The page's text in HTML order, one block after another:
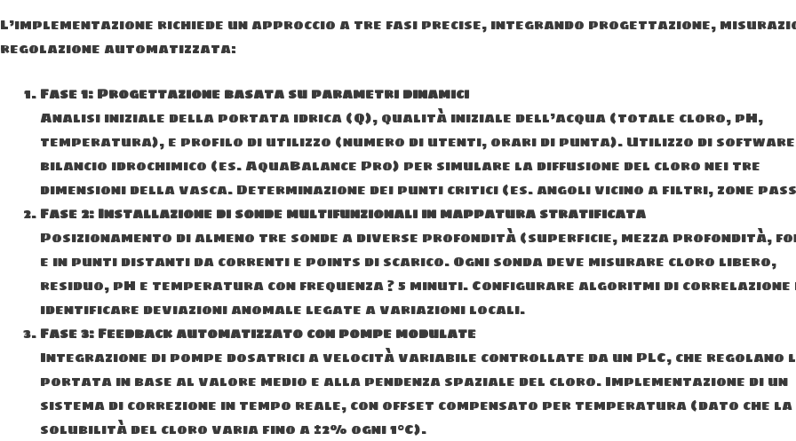
L’implementazione richiede un approccio a tre fasi precise, integrando progettazione,
regolazione automatizzata:
Fase 1: Progettazione basata su parametri dinamici
Analisi iniziale della portata idrica (Q), qualità iniziale dell’acqua (totale cloro, pH,
temperatura), e profilo di utilizzo (numero di utenti, orari di punta). Utilizzo di
bilancio idrochimico (es. AquaBalance Pro) per simulare la diffusione del cloro nei tre
dimensioni della vasca. Determinazione dei punti critici (es. angoli vicino a filtri, zone
Fase 2: Installazione di sonde multifunzionali in mappatura stratificata
Posizionamento di almeno tre sonde a diverse profondità (superficie, mezza profondità,
e in punti distanti da correnti e points di scarico. Ogni sonda deve misurare cloro libero,
residuo, pH e temperatura con frequenza ? 5 minuti. Configurare algoritmi di correlazione
identificare deviazioni anomale legate a variazioni locali.
Fase 3: Feedback automatizzato con pompe modulate
Integrazione di pompe dosatrici a velocità variabile controllate da un PLC, che regolano
portata in base al valore medio e alla pendenza spaziale del cloro. Implementazione di un
sistema di correzione in tempo reale, con offset compensato per temperatura (dato che la
solubilità del cloro varia fino a ±2% ogni 1°C).